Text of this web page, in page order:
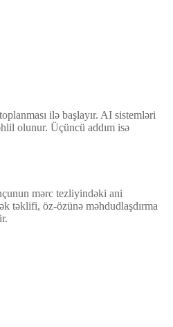
ilə başlayır. AI sistemləri
olunur. Üçüncü addım isə
mərc tezliyindəki ani
təklifi, öz-özünə məhdudlaşdırma